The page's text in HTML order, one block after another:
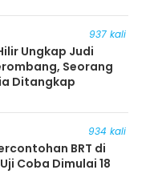
937 kali
Ungkap Judi
Seorang
Ditangkap
934 kali
BRT di
Coba Dimulai 18